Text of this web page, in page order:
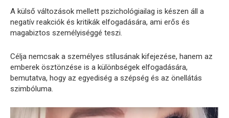
A külső változások mellett pszichológiailag is készen áll a
negatív reakciók és kritikák elfogadására, ami erős és
magabiztos személyiséggé teszi.
Célja nemcsak a személyes stílusának kifejezése, hanem az
emberek ösztönzése is a különbségek elfogadására,
bemutatva, hogy az egyediség a szépség és az önellátás
szimbóluma.